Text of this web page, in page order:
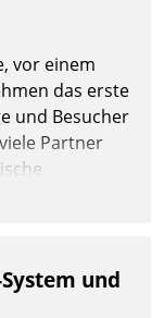
vor einem
das erste
und Besucher
Partner
und